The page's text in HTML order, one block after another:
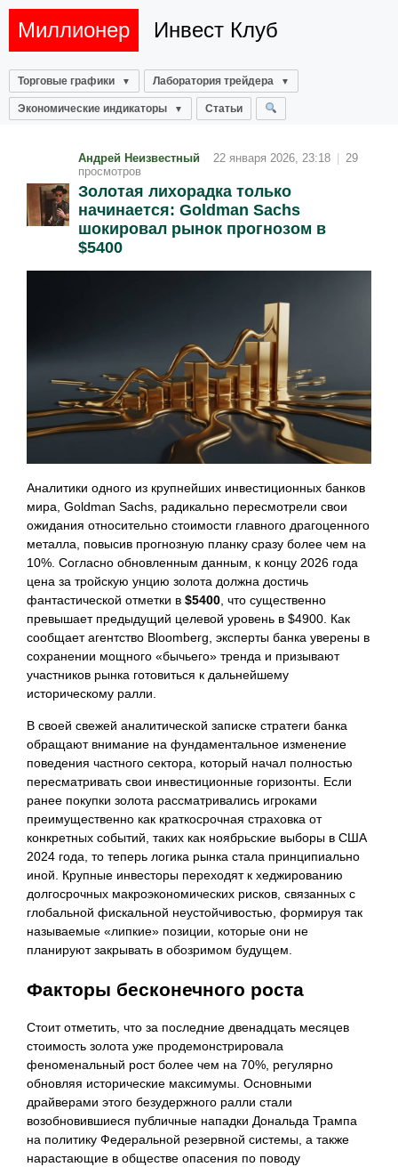
Миллионер Инвест Клуб
Торговые графики Лаборатория трейдера
Экономические индикаторы Статьи
Андрей Неизвестный 22 января 2026, 23:18
29
просмотров
Золотая лихорадка только
начинается: Goldman Sachs
шокировал рынок прогнозом в
$5400
Аналитики одного из крупнейших инвестиционных банков
мира, Goldman Sachs, радикально пересмотрели свои
ожидания относительно стоимости главного драгоценного
металла, повысив прогнозную планку сразу более чем на
10%. Согласно обновленным данным, к концу 2026 года
цена за тройскую унцию золота должна достичь
фантастической отметки в $5400, что существенно
превышает предыдущий целевой уровень в $4900. Как
сообщает агентство Bloomberg, эксперты банка уверены в
сохранении мощного «бычьего» тренда и призывают
участников рынка готовиться к дальнейшему
историческому ралли.
В своей свежей аналитической записке стратеги банка
обращают внимание на фундаментальное изменение
поведения частного сектора, который начал полностью
пересматривать свои инвестиционные горизонты. Если
ранее покупки золота рассматривались игроками
преимущественно как краткосрочная страховка от
конкретных событий, таких как ноябрьские выборы в США
2024 года, то теперь логика рынка стала принципиально
иной. Крупные инвесторы переходят к хеджированию
долгосрочных макроэкономических рисков, связанных с
глобальной фискальной неустойчивостью, формируя так
называемые «липкие» позиции, которые они не
планируют закрывать в обозримом будущем.
Факторы бесконечного роста
Стоит отметить, что за последние двенадцать месяцев
стоимость золота уже продемонстрировала
феноменальный рост более чем на 70%, регулярно
обновляя исторические максимумы. Основными
драйверами этого безудержного ралли стали
возобновившиеся публичные нападки Дональда Трампа
на политику Федеральной резервной системы, а также
нарастающие в обществе опасения по поводу